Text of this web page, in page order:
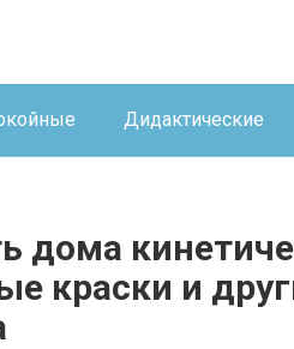
Дидактические
дома
краски и